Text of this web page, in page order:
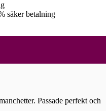
säker betalning
Passade perfekt och